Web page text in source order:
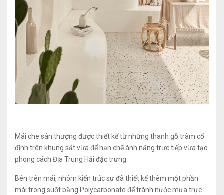
Mái che sân thượng được thiết kế từ những thanh gỗ tràm cố
định trên khung sắt vừa để hạn chế ánh nắng trực tiếp vừa tạo
phong cách Địa Trung Hải đặc trưng.
Bên trên mái, nhóm kiến trúc sư đã thiết kế thêm một phần
mái trong suốt bằng Polycarbonate để tránh nước mưa trực